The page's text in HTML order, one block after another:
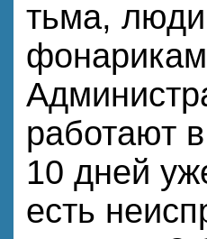
тьма,
работают
10 дней
есть